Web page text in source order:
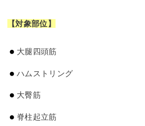
【対象部位】
大腿四頭筋
ハムストリング
大臀筋
脊柱起立筋